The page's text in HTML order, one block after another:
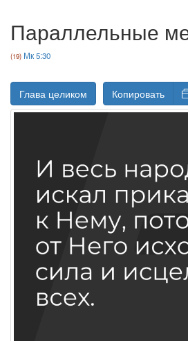
Параллельные
Мк 5:30
Глава целиком Копировать